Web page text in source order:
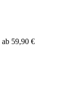
ab 59,90 €